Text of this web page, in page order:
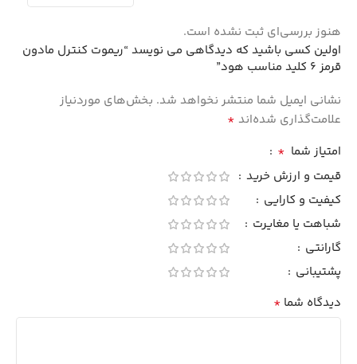
هنوز بررسی‌ای ثبت نشده است.
اولین کسی باشید که دیدگاهی می نویسد “ریموت کنترل مادون
قرمز 6 کلید مناسب هود”
نشانی ایمیل شما منتشر نخواهد شد. بخش‌های موردنیاز
علامت‌گذاری شده‌اند *
امتیاز شما *
قیمت و ارزش خرید
کیفیت و کارایی
شباهت یا مغایرت
گارانتی
پشتیبانی
دیدگاه شما *